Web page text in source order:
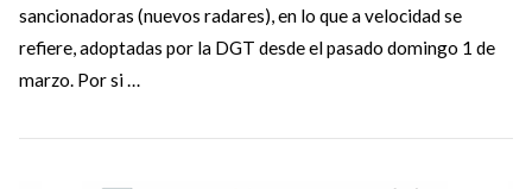
sancionadoras (nuevos radares), en lo que a velocidad se
refiere, adoptadas por la DGT desde el pasado domingo 1 de
marzo. Por si …